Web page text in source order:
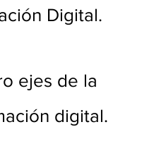
Digital.
ejes de la
digital.